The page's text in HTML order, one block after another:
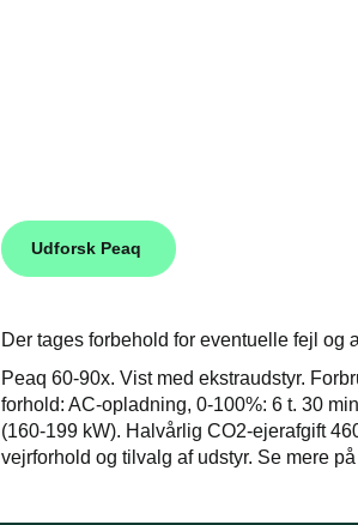
Udforsk Peaq
Der tages forbehold for eventuelle fejl og
Peaq 60-90x. Vist med ekstraudstyr.
forhold: AC-opladning, 0-100%: 6 t. 30
(160-199 kW). Halvårlig CO2-ejerafgift
vejrforhold og tilvalg af udstyr. Se mere